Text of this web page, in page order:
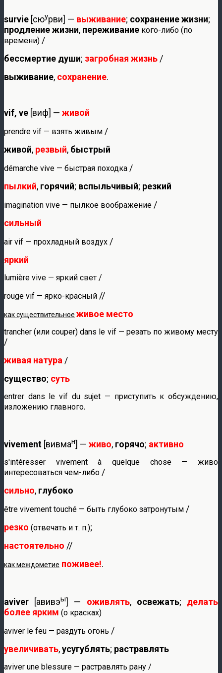
survie [сюурви] — выживание; сохранение жизни;
продление жизни, переживание кого-либо (по
времени) /
бессмертие души; загробная жизнь/
выживание, сохранение.
vif, ve [виф] — живой
prendre vif — взять живым /
живой, резвый, быстрый
démarche vive — быстрая походка /
пылкий, горячий; вспыльчивый; резкий
imagination vive — пылкое воображение /
сильный
air vif — прохладный воздух /
яркий
lumière vive — яркий свет /
rouge vif — ярко-красный //
как существительное живое место
trancher (или couper) dans le vif — резать по живому месту
/
живая натура/
существо; суть
entrer dans le vif du sujet — приступить к обсуждению,
изложению главного.
vivement [вивман] — живо, горячо; активно
s'intéresser vivement à quelque chose — живо
интересоваться чем-либо /
сильно, глубоко
être vivement touché — быть глубоко затронутым /
резко (отвечать и т. п.);
настоятельно //
как междометие поживее!.
aviver [авивэы] — оживлять, освежать; делать
более ярким (о красках)
aviver le feu — раздуть огонь /
увеличивать,усугублять; растравлять
aviver une blessure — растравлять рану /